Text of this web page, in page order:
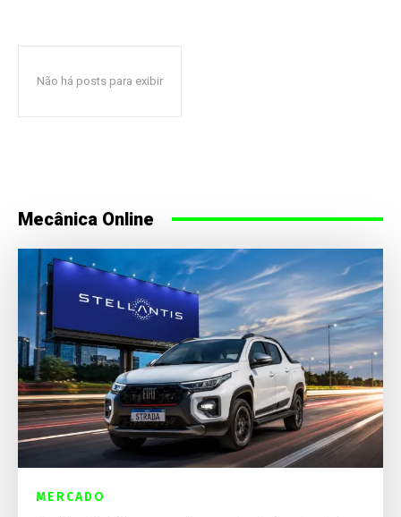
Não há posts para exibir
Mecânica Online
MERCADO